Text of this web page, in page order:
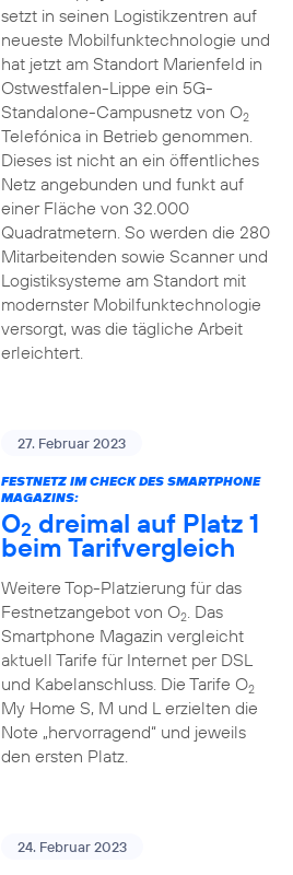
setzt in seinen Logistikzentren auf
neueste Mobilfunktechnologie und
hat jetzt am Standort Marienfeld in
Ostwestfalen-Lippe ein 5G-
Standalone-Campusnetz von O2
Telefónica in Betrieb genommen.
Dieses ist nicht an ein öffentliches
Netz angebunden und funkt auf
einer Fläche von 32.000
Quadratmetern. So werden die 280
Mitarbeitenden sowie Scanner und
Logistiksysteme am Standort mit
modernster Mobilfunktechnologie
versorgt, was die tägliche Arbeit
erleichtert.
27. Februar 2023
FESTNETZ IM CHECK DES SMARTPHONE
MAGAZINS:
O2 dreimal auf Platz 1
beim Tarifvergleich
Weitere Top-Platzierung für das
Festnetzangebot von O2. Das
Smartphone Magazin vergleicht
aktuell Tarife für Internet per DSL
und Kabelanschluss. Die Tarife O2
My Home S, M und L erzielten die
Note „hervorragend“ und jeweils
den ersten Platz.
24. Februar 2023